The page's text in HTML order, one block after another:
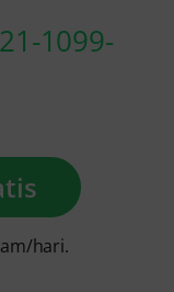
1099-
hari.